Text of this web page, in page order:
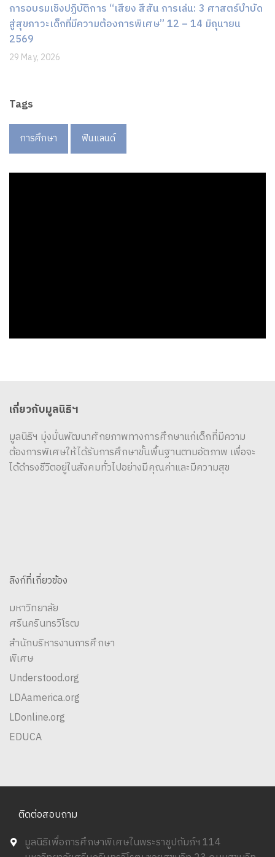
การอบรมเชิงปฏิบัติการ “เสียง สีสัน การเล่น: 3 ศาสตร์บำบัด
สู่สุขภาวะเด็กที่มีความต้องการพิเศษ” 12 – 14 มิถุนายน
2569
29 May, 2026
Tags
การศึกษา ฟินแลนด์
เกี่ยวกับมูลนิธิฯ
มูลนิธิฯ มุ่งมั่นพัฒนาศักยภาพทางการศึกษาแก่เด็กที่มีความ
ต้องการพิเศษให้ได้รับการศึกษาขั้นพื้นฐานตามอัตภาพ เพื่อจะ
ได้ดำรงชีวิตอยู่ในสังคมทั่วไปอย่างมีคุณค่าและมีความสุข
ลิงก์ที่เกี่ยวข้อง
มหาวิทยาลัย
ศรีนครินทรวิโรฒ
สำนักบริหารงานการศึกษา
พิเศษ
Understood.org
LDAamerica.org
LDonline.org
EDUCA
ติดต่อสอบถาม
มูลนิธิเพื่อการศึกษาพิเศษในพระราชูปถัมภ์ฯ 114